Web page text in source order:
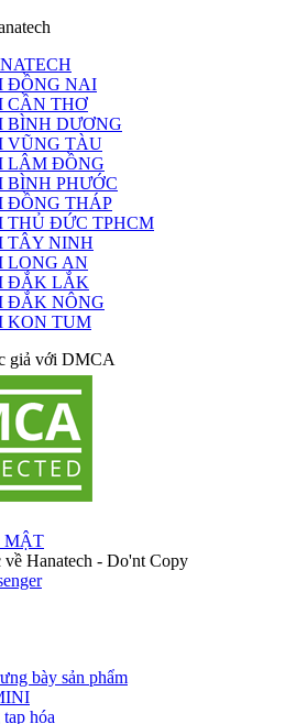
ĐỒNG NAI
CẦN THƠ
BÌNH DƯƠNG
VŨNG TÀU
LÂM ĐỒNG
BÌNH PHƯỚC
ĐỒNG THÁP
THỦ ĐỨC TPHCM
TÂY NINH
LONG AN
ĐẮK LẮK
ĐẮK NÔNG
KON TUM
giả với DMCA
MẬT
về Hanatech - Do'nt Copy
bày sản phẩm
hóa